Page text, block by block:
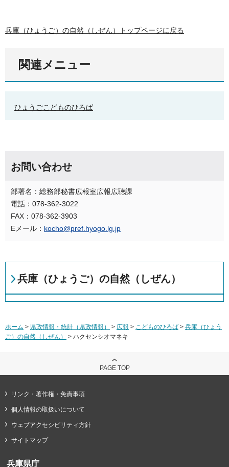
兵庫（ひょうご）の自然（しぜん）トップページに戻る
関連メニュー
ひょうごこどものひろば
お問い合わせ
部署名：総務部秘書広報室広報広聴課
電話：078-362-3022
FAX：078-362-3903
Eメール： kocho@pref.hyogo.lg.jp
兵庫（ひょうご）の自然（しぜん）
ホーム > 県政情報・統計（県政情報） > 広報 > こどものひろば > 兵庫（ひょう
ご）の自然（しぜん）
> ハクセンシオマネキ
PAGE TOP
リンク・著作権・免責事項
個人情報の取扱いについて
ウェブアクセシビリティ方針
サイトマップ
兵庫県庁